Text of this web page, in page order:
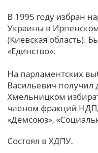
В 1995 году избран
Украины в
(Киевская область).
«Единство».
На парламентских
Васильевич получил
Хмельницком
членом фракций
«Демсоюз»,
Состоял в ХДПУ.